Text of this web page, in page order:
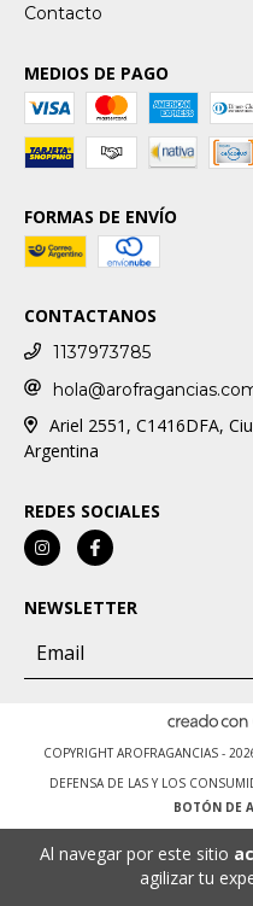
Al navegar por este sitio
agilizar tu
Contacto
MEDIOS DE PAGO
FORMAS DE ENVÍO
CONTACTANOS
1137973785
Ariel 2551, C1416DFA,
Argentina
REDES SOCIALES
NEWSLETTER
COPYRIGHT AROFRAGANCIAS -
DEFENSA DE LAS Y LOS
BOTÓN DE